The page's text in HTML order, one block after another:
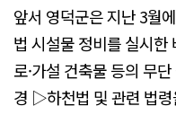
앞서 영덕군은 지난 3월
법 시설물 정비를 실시한
로·가설 건축물 등의 무
경 ▷하천법 및 관련 법